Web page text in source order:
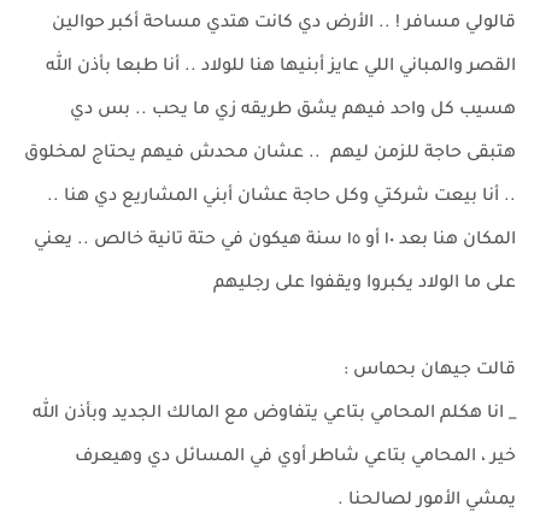
قالولي مسافر ! .. الأرض دي كانت هتدي مساحة أكبر حوالين
القصر والمباني اللي عايز أبنيها هنا للولاد .. أنا طبعا بأذن الله
هسيب كل واحد فيهم يشق طريقه زي ما يحب .. بس دي
هتبقى حاجة للزمن ليهم .. عشان محدش فيهم يحتاج لمخلوق
.. أنا بيعت شركتي وكل حاجة عشان أبني المشاريع دي هنا ..
المكان هنا بعد ١٠ أو ١٥ سنة هيكون في حتة تانية خالص .. يعني
على ما الولاد يكبروا ويقفوا على رجليهم
قالت جيهان بحماس :
_ انا هكلم المحامي بتاعي يتفاوض مع المالك الجديد وبأذن الله
خير ، المحامي بتاعي شاطر أوي في المسائل دي وهيعرف
يمشي الأمور لصالحنا .